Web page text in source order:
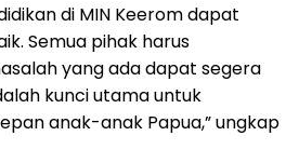
di MIN Keerom dapat
Semua pihak harus
yang ada dapat segera
kunci utama untuk
anak-anak Papua,” ungkap